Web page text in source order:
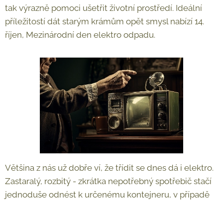
tak výrazně pomoci ušetřit životní prostředí. Ideální
příležitostí dát starým krámům opět smysl nabízí 14.
říjen, Mezinárodní den elektro odpadu.
Většina z nás už dobře ví, že třídit se dnes dá i elektro.
Zastaralý, rozbitý - zkrátka nepotřebný spotřebič stačí
jednoduše odnést k určenému kontejneru, v případě